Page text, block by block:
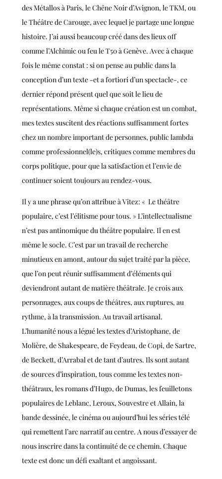
des Métallos à Paris, le Chêne Noir d’Avignon, le TKM, ou
le Théâtre de Carouge, avec lequel je partage une longue
histoire. J’ai aussi beaucoup créé dans des lieux off
comme l’Alchimic ou feu le T50 à Genève. Avec à chaque
fois le même constat : si on pense au public dans la
conception d’un texte -et a fortiori d’un spectacle-, ce
dernier répond présent quel que soit le lieu de
représentations. Même si chaque création est un combat,
mes textes suscitent des réactions suffisamment fortes
chez un nombre important de personnes, public lambda
comme professionnel(le)s, critiques comme membres du
corps politique, pour que la satisfaction et l’envie de
continuer soient toujours au rendez-vous.
Il y a une phrase qu’on attribue à Vitez: « Le théâtre
populaire, c’est l’élitisme pour tous. » L’intellectualisme
n’est pas antinomique du théâtre populaire. Il en est
même le socle. C’est par un travail de recherche
minutieux en amont, autour du sujet traité par la pièce,
que l’on peut réunir suffisamment d’éléments qui
deviendront autant de matière théâtrale. Je crois aux
personnages, aux coups de théâtres, aux ruptures, au
rythme, à la transmission. Au travail artisanal.
L’humanité nous a légué les textes d’Aristophane, de
Molière, de Shakespeare, de Feydeau, de Copi, de Sartre,
de Beckett, d’Arrabal et de tant d’autres. Ils sont autant
de sources d’inspiration, tous comme les textes non-
théâtraux, les romans d’Hugo, de Dumas, les feuilletons
populaires de Leblanc, Leroux, Souvestre et Allain, la
bande dessinée, le cinéma ou aujourd’hui les séries télé
qui remettent l’arc narratif au centre. A nous d’essayer de
nous inscrire dans la continuité de ce chemin. Chaque
texte est donc un défi exaltant et angoissant.